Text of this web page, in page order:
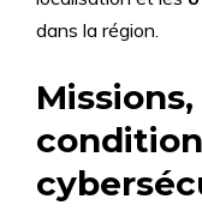
dans la région.